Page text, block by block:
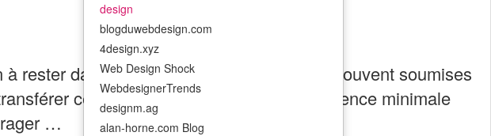
design
blogduwebdesign.com
4design.xyz
Web Design Shock
WebdesignerTrends
designm.ag
alan-horne.com Blog
rester dans l’entreprise, ces actions sont souvent soumises
ces actions avant une date de présence minimale
…